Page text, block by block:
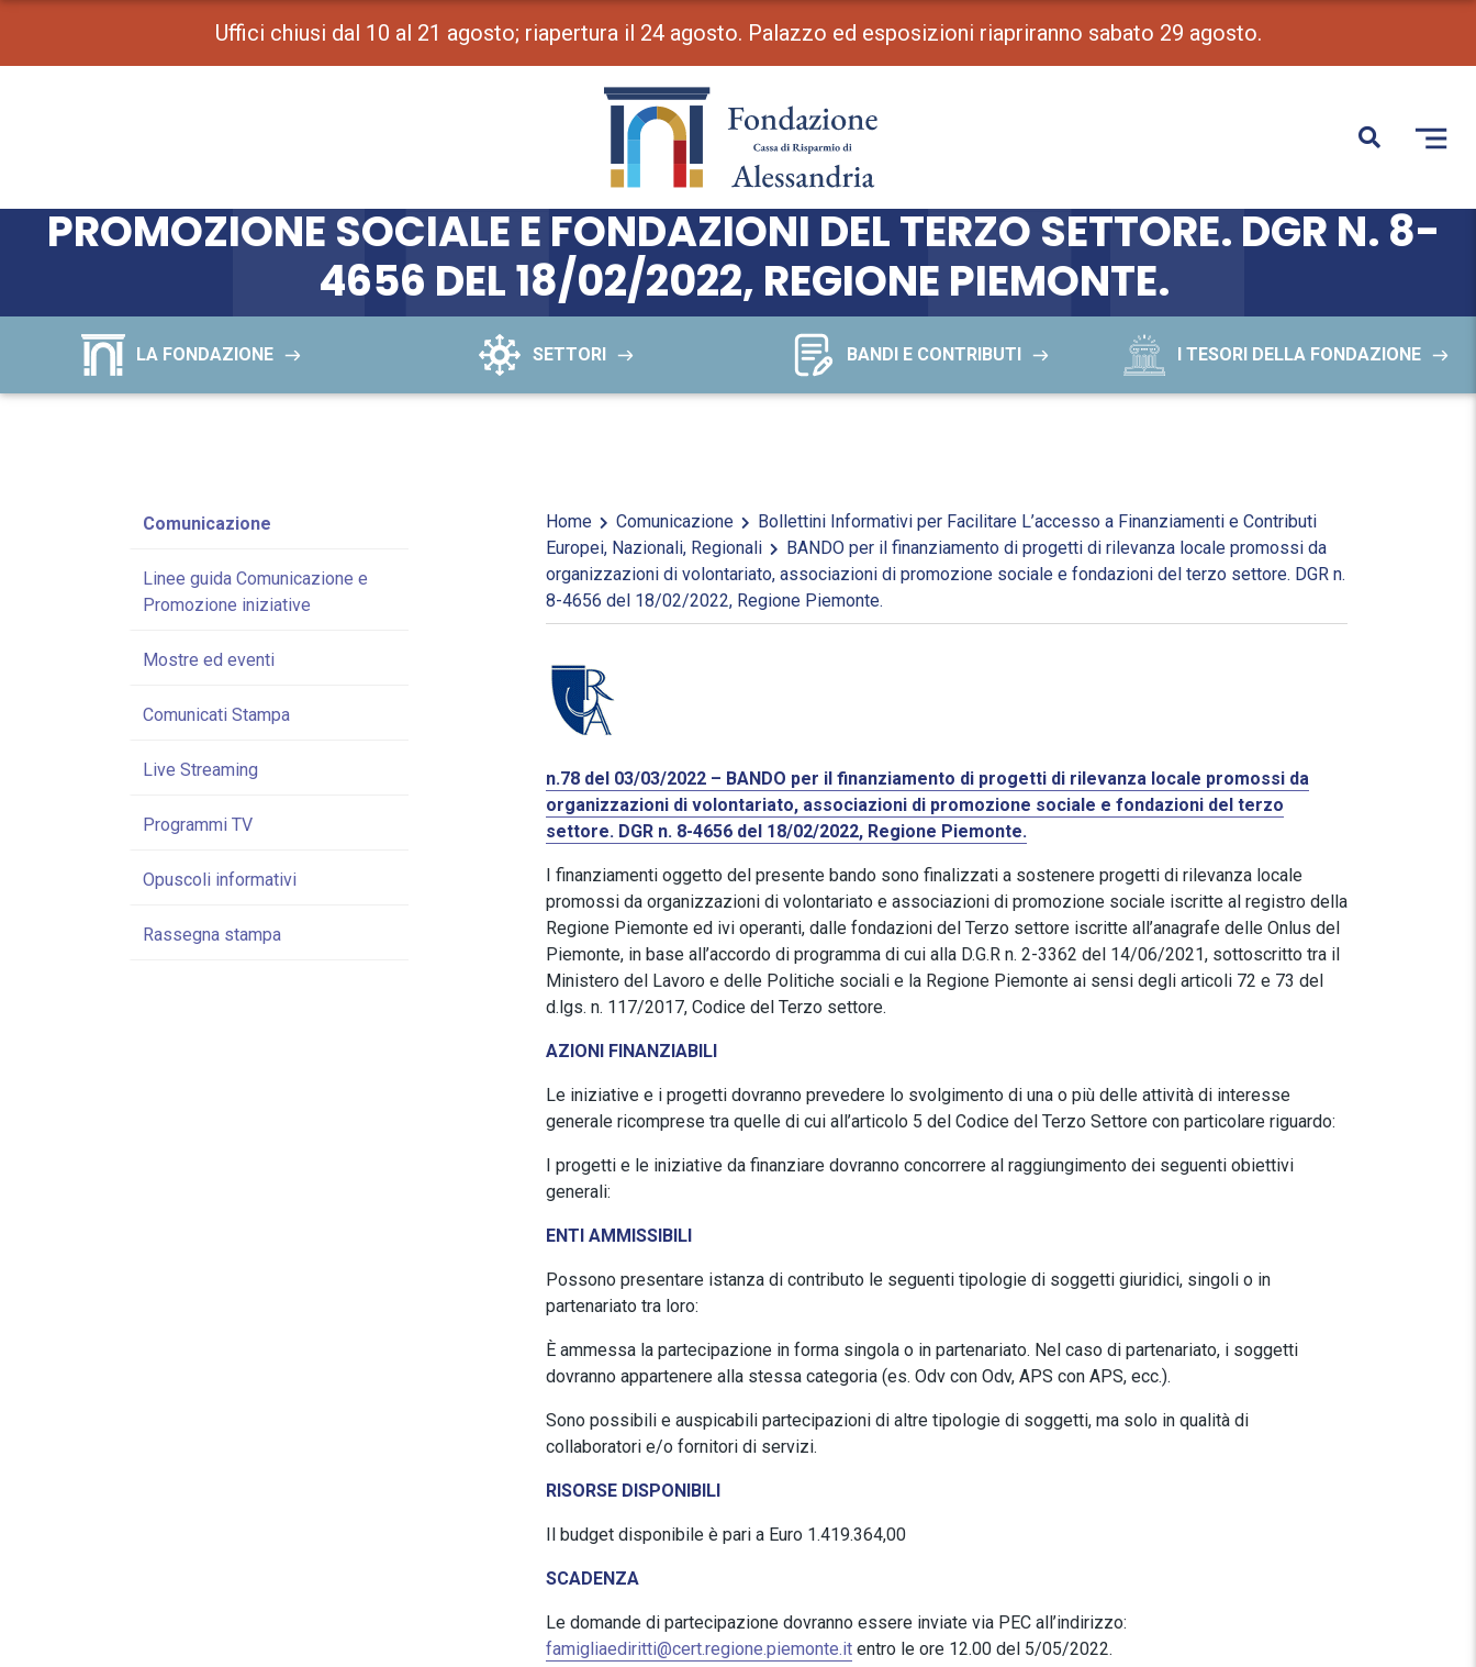
Uffici chiusi dal 10 al 21 agosto; riapertura il 24 agosto. Palazzo ed esposizioni riapriranno sabato 29 agosto.
BANDO PER IL FINANZIAMENTO DI PROGETTI DI RILEVANZA LOCALE
PROMOSSI DA ORGANIZZAZIONI DI VOLONTARIATO, ASSOCIAZIONI DI
PROMOZIONE SOCIALE E FONDAZIONI DEL TERZO SETTORE. DGR N. 8-
4656 DEL 18/02/2022, REGIONE PIEMONTE.
LA FONDAZIONE SETTORI BANDI E CONTRIBUTI I TESORI DELLA FONDAZIONE
Comunicazione
Linee guida Comunicazione e
Promozione iniziative
Mostre ed eventi
Comunicati Stampa
Live Streaming
Programmi TV
Opuscoli informativi
Rassegna stampa
Home Comunicazione
Bollettini Informativi per Facilitare L’accesso a Finanziamenti e Contributi
Europei, Nazionali, Regionali
BANDO per il finanziamento di progetti di rilevanza locale promossi da
organizzazioni di volontariato, associazioni di promozione sociale e fondazioni del terzo settore. DGR n.
8-4656 del 18/02/2022, Regione Piemonte.
n.78 del 03/03/2022 – BANDO per il finanziamento di progetti di rilevanza locale promossi da
organizzazioni di volontariato, associazioni di promozione sociale e fondazioni del terzo
settore. DGR n. 8-4656 del 18/02/2022, Regione Piemonte.
I finanziamenti oggetto del presente bando sono finalizzati a sostenere progetti di rilevanza locale
promossi da organizzazioni di volontariato e associazioni di promozione sociale iscritte al registro della
Regione Piemonte ed ivi operanti, dalle fondazioni del Terzo settore iscritte all’anagrafe delle Onlus del
Piemonte, in base all’accordo di programma di cui alla D.G.R n. 2-3362 del 14/06/2021, sottoscritto tra il
Ministero del Lavoro e delle Politiche sociali e la Regione Piemonte ai sensi degli articoli 72 e 73 del
d.lgs. n. 117/2017, Codice del Terzo settore.
AZIONI FINANZIABILI
Le iniziative e i progetti dovranno prevedere lo svolgimento di una o più delle attività di interesse
generale ricomprese tra quelle di cui all’articolo 5 del Codice del Terzo Settore con particolare riguardo:
I progetti e le iniziative da finanziare dovranno concorrere al raggiungimento dei seguenti obiettivi
generali:
ENTI AMMISSIBILI
Possono presentare istanza di contributo le seguenti tipologie di soggetti giuridici, singoli o in
partenariato tra loro:
È ammessa la partecipazione in forma singola o in partenariato. Nel caso di partenariato, i soggetti
dovranno appartenere alla stessa categoria (es. Odv con Odv, APS con APS, ecc.).
Sono possibili e auspicabili partecipazioni di altre tipologie di soggetti, ma solo in qualità di
collaboratori e/o fornitori di servizi.
RISORSE DISPONIBILI
Il budget disponibile è pari a Euro 1.419.364,00
SCADENZA
Le domande di partecipazione dovranno essere inviate via PEC all’indirizzo:
famigliaediritti@cert.regione.piemonte.it entro le ore 12.00 del 5/05/2022.